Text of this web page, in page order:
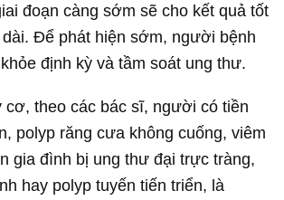
đoạn càng sớm sẽ cho kết quả tốt
Để phát hiện sớm, người bệnh
định kỳ và tầm soát ung thư.
cơ, theo các bác sĩ, người có tiền
polyp răng cưa không cuống, viêm
gia đình bị ung thư đại trực tràng,
hay polyp tuyến tiến triển, là